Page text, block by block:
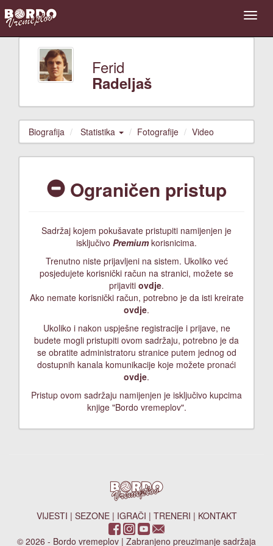
Ferid
Radeljaš
Biografija Statistika Fotografije Video
Ograničen pristup
Sadržaj kojem pokušavate pristupiti namijenjen je
isključivo Premiumkorisnicima.
Trenutno niste prijavljeni na sistem. Ukoliko već
posjedujete korisnički račun na stranici, možete se
prijaviti ovdje.
Ako nemate korisnički račun, potrebno je da isti kreirate
ovdje.
Ukoliko i nakon uspješne registracije i prijave, ne
budete mogli pristupiti ovom sadržaju, potrebno je da
se obratite administratoru stranice putem jednog od
dostupnih kanala komunikacije koje možete pronaći
ovdje.
Pristup ovom sadržaju namijenjen je isključivo kupcima
knjige "Bordo vremeplov".
VIJESTI | SEZONE| IGRAČI | TRENERI | KONTAKT
© 2026 - Bordo vremeplov | Zabranjeno preuzimanje sadržaja